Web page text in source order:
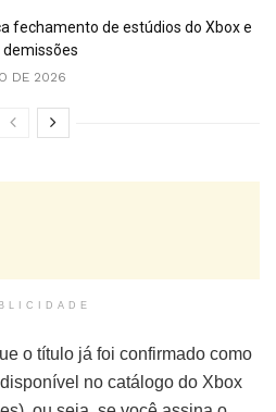
fechamento de estúdios do Xbox e
DE 2026
o título já foi confirmado como
no catálogo do Xbox